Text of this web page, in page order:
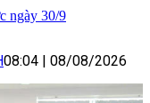
ngày 30/9
08:04 | 08/08/2026